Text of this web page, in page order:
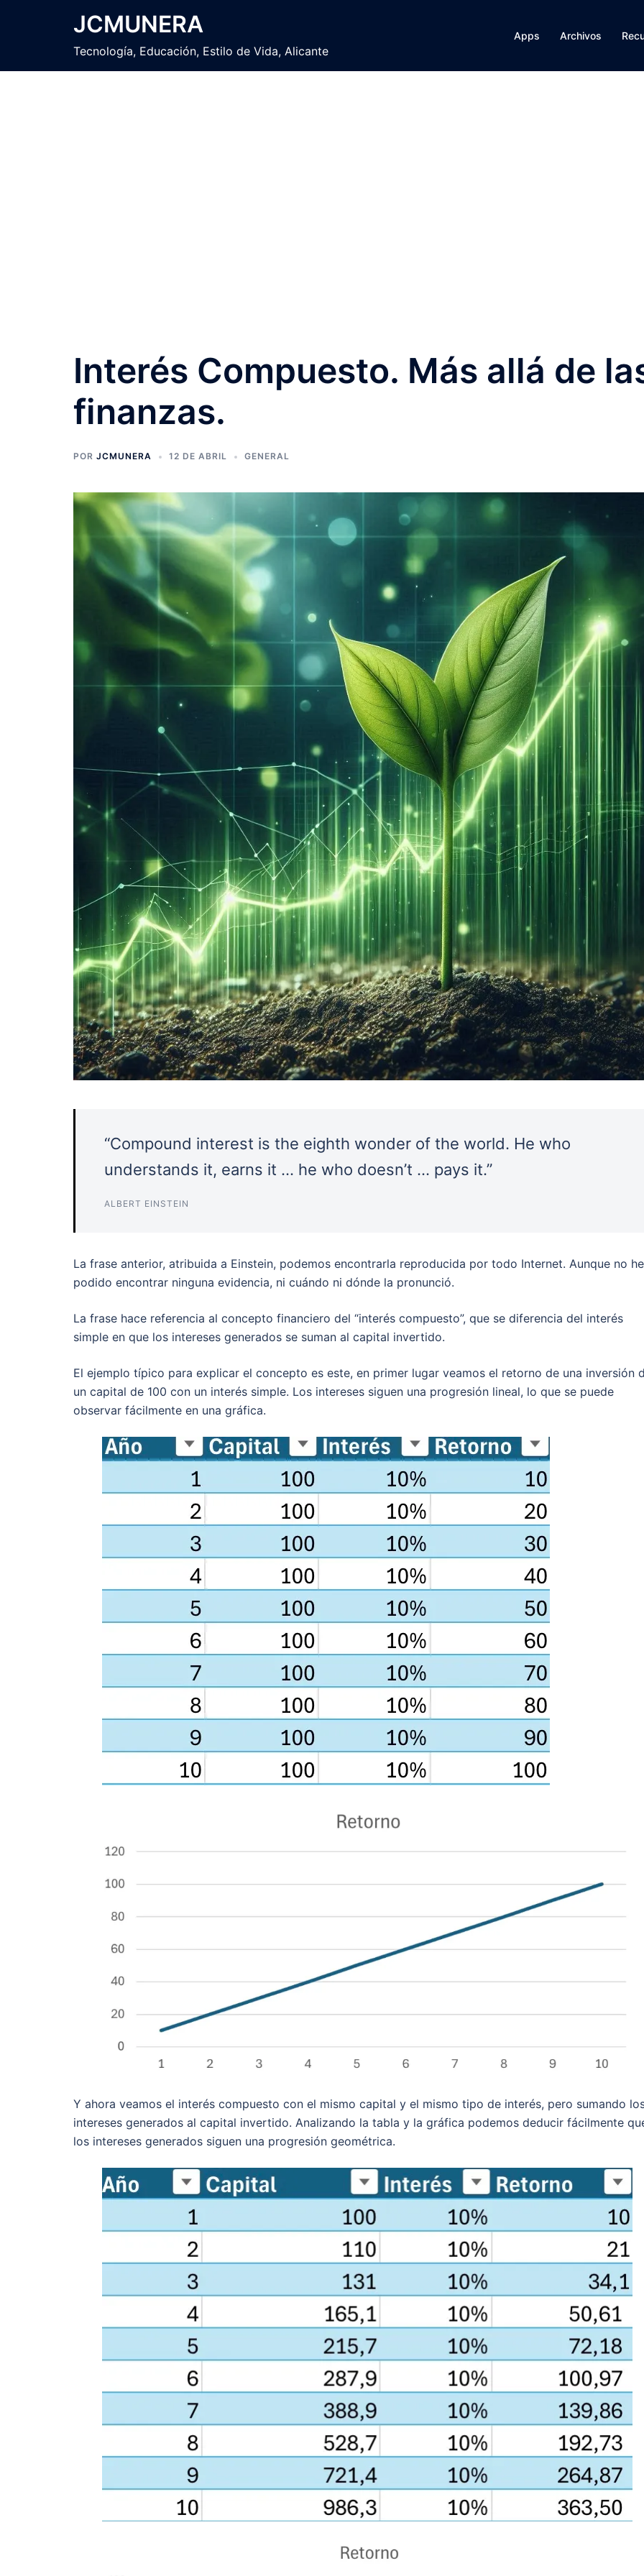
JCMUNERA
Tecnología, Educación, Estilo de Vida, Alicante
Apps Archivos
Interés Compuesto. Más allá de
finanzas.
POR JCMUNERA 12 DE ABRIL GENERAL
“Compound interest is the eighth wonder of the world. He who
understands it, earns it … he who doesn’t … pays it.”
ALBERT EINSTEIN
La frase anterior, atribuida a Einstein, podemos encontrarla reproducida por todo Internet. Aunque no he
podido encontrar ninguna evidencia, ni cuándo ni dónde la pronunció.
La frase hace referencia al concepto financiero del “interés compuesto”, que se diferencia del interés
simple en que los intereses generados se suman al capital invertido.
El ejemplo típico para explicar el concepto es este, en primer lugar veamos el retorno de una inversión
un capital de 100 con un interés simple. Los intereses siguen una progresión lineal, lo que se puede
observar fácilmente en una gráfica.
Y ahora veamos el interés compuesto con el mismo capital y el mismo tipo de interés, pero sumando
intereses generados al capital invertido. Analizando la tabla y la gráfica podemos deducir fácilmente
los intereses generados siguen una progresión geométrica.